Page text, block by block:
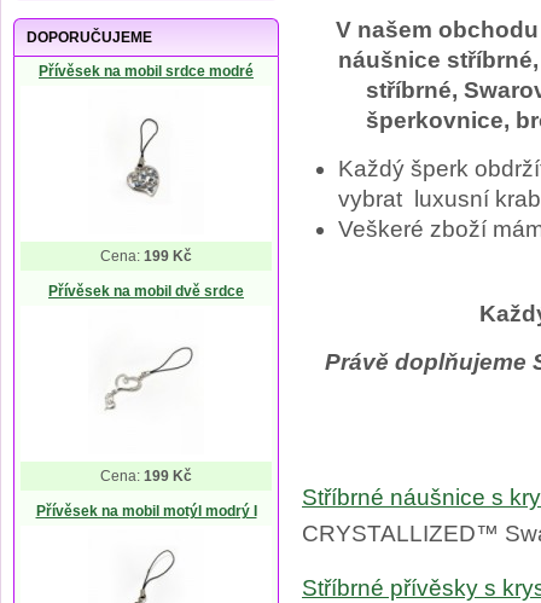
V našem
náušnice
stříbrné,
šperkovnice,
Každý šperk
vybrat luxusní
Veškeré zboží
Právě doplňujeme
Stříbrné náušnice s
CRYSTALLIZED™
Stříbrné přívěsky s
DOPORUČUJEME
Přívěsek na mobil srdce modré
Cena: 199 Kč
Přívěsek na mobil dvě srdce
Cena: 199 Kč
Přívěsek na mobil motýl modrý I